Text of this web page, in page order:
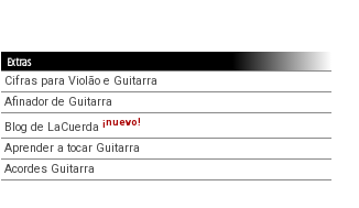
Extras
Cifras para Violão e Guitarra
Afinador de Guitarra
Blog de LaCuerda ¡nuevo!
Aprender a tocar Guitarra
Acordes Guitarra